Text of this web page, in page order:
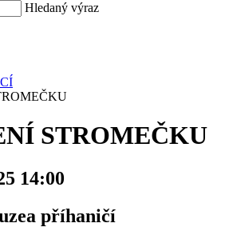
Hledaný výraz
STROMEČKU
14:00
příhaničí